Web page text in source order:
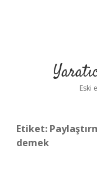
Eski
Etiket:
demek